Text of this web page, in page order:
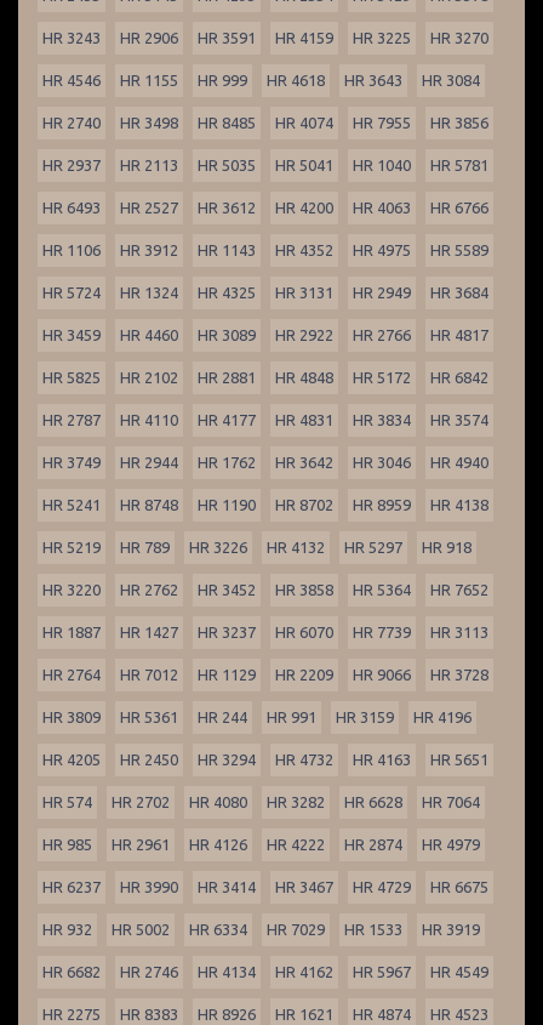
HR 3243 HR 2906 HR 3591 HR 4159 HR 3225 HR 3270
HR 4546 HR 1155 HR 999 HR 4618 HR 3643 HR 3084
HR 2740 HR 3498 HR 8485 HR 4074 HR 7955 HR 3856
HR 2937 HR 2113 HR 5035 HR 5041 HR 1040 HR 5781
HR 6493 HR 2527 HR 3612 HR 4200 HR 4063 HR 6766
HR 1106 HR 3912 HR 1143 HR 4352 HR 4975 HR 5589
HR 5724 HR 1324 HR 4325 HR 3131 HR 2949 HR 3684
HR 3459 HR 4460 HR 3089 HR 2922 HR 2766 HR 4817
HR 5825 HR 2102 HR 2881 HR 4848 HR 5172 HR 6842
HR 2787 HR 4110 HR 4177 HR 4831 HR 3834 HR 3574
HR 3749 HR 2944 HR 1762 HR 3642 HR 3046 HR 4940
HR 5241 HR 8748 HR 1190 HR 8702 HR 8959 HR 4138
HR 5219 HR 789 HR 3226 HR 4132 HR 5297 HR 918
HR 3220 HR 2762 HR 3452 HR 3858 HR 5364 HR 7652
HR 1887 HR 1427 HR 3237 HR 6070 HR 7739 HR 3113
HR 2764 HR 7012 HR 1129 HR 2209 HR 9066 HR 3728
HR 3809 HR 5361 HR 244 HR 991 HR 3159 HR 4196
HR 4205 HR 2450 HR 3294 HR 4732 HR 4163 HR 5651
HR 574 HR 2702 HR 4080 HR 3282 HR 6628 HR 7064
HR 985 HR 2961 HR 4126 HR 4222 HR 2874 HR 4979
HR 6237 HR 3990 HR 3414 HR 3467 HR 4729 HR 6675
HR 932 HR 5002 HR 6334 HR 7029 HR 1533 HR 3919
HR 6682 HR 2746 HR 4134 HR 4162 HR 5967 HR 4549
HR 2275 HR 8383 HR 8926 HR 1621 HR 4874 HR 4523